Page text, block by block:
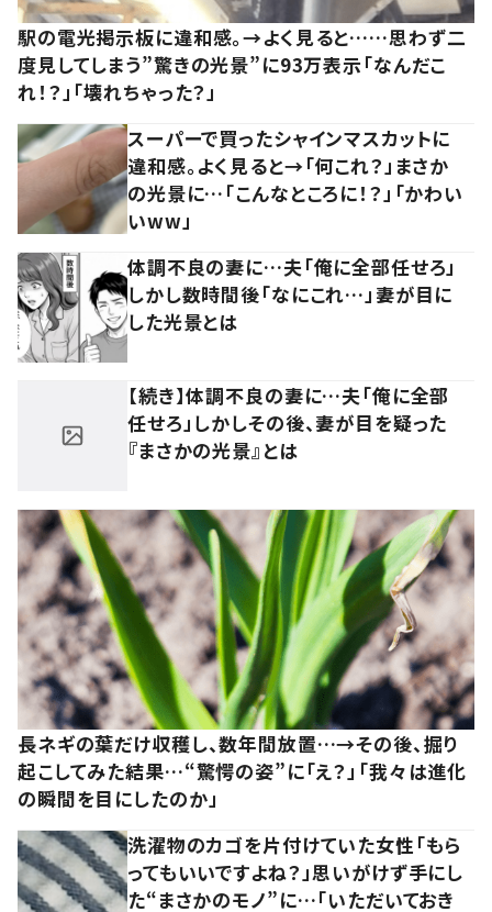
駅の電光掲示板に違和感。→よく見ると……思わず二
度見してしまう”驚きの光景”に93万表示「なんだこ
れ！？」「壊れちゃった？」
スーパーで買ったシャインマスカットに
違和感。よく見ると→「何これ？」まさか
の光景に…「こんなところに！？」「かわい
いww」
体調不良の妻に…夫「俺に全部任せろ」
しかし数時間後「なにこれ…」妻が目に
した光景とは
【続き】体調不良の妻に…夫「俺に全部
任せろ」しかしその後、妻が目を疑った
『まさかの光景』とは
長ネギの葉だけ収穫し、数年間放置…→その後、掘り
起こしてみた結果…“驚愕の姿”に「え？」「我々は進化
の瞬間を目にしたのか」
洗濯物のカゴを片付けていた女性「もら
ってもいいですよね？」思いがけず手にし
た“まさかのモノ”に…「いただいておき